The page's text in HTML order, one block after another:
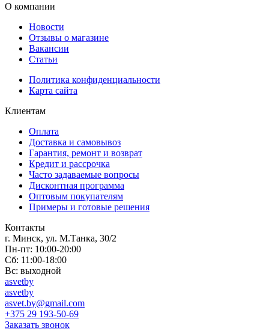
О компании
Новости
Отзывы о магазине
Вакансии
Статьи
Политика конфиденциальности
Карта сайта
Клиентам
Оплата
Доставка и самовывоз
Гарантия, ремонт и возврат
Кредит и рассрочка
Часто задаваемые вопросы
Дисконтная программа
Оптовым покупателям
Примеры и готовые решения
Контакты
г. Минск, ул. М.Танка, 30/2
Пн-пт: 10:00-20:00
Сб: 11:00-18:00
Вс: выходной
asvetby
asvetby
asvet.by@gmail.com
+375 29 193-50-69
Заказать звонок